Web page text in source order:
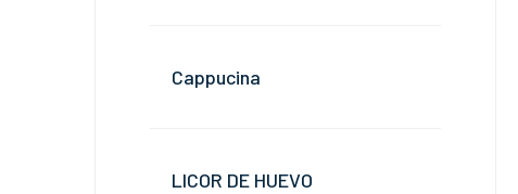
Cappucina
LICOR DE HUEVO